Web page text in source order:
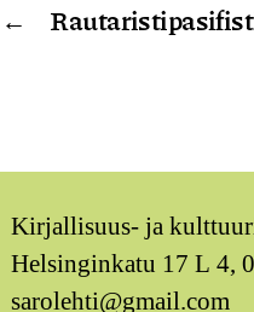
←
Kirjallisuus- ja
Helsinginkatu 17 L 4,
sarolehti@gmail.com